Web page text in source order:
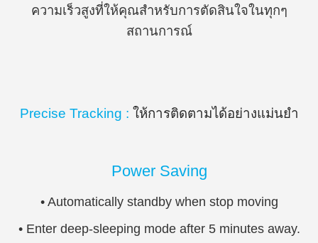
ความเร็วสูงที่ให้คุณสำหรับการตัดสินใจในทุกๆ
สถานการณ์
Precise Tracking : ให้การติดตามได้อย่างแม่นยำ
Power Saving
• Automatically standby when stop moving
• Enter deep-sleeping mode after 5 minutes away.